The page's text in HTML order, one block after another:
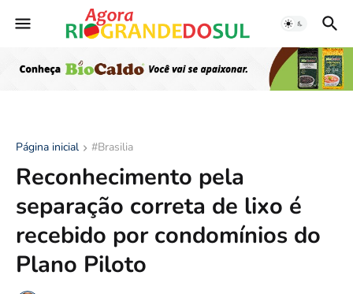
Página inicial #Brasilia
Reconhecimento pela
separação correta de lixo é
recebido por condomínios do
Plano Piloto